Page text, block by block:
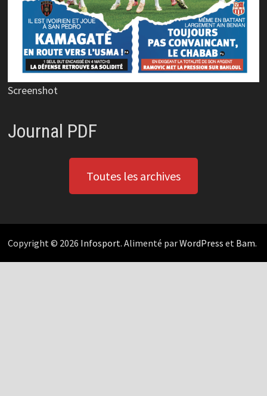
Screenshot
Journal PDF
Toutes les archives
Copyright © 2026 Infosport. Alimenté parWordPress et Bam.